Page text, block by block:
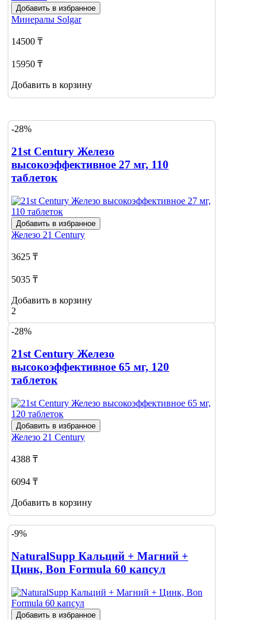
Добавить в избранное
Минералы Solgar
14500 ₸
15950 ₸
Добавить в корзину
-28%
21st Century Железо
высокоэффективное 27 мг, 110
таблеток
Добавить в избранное
Железо 21 Century
3625 ₸
5035 ₸
Добавить в корзину
2
-28%
21st Century Железо
высокоэффективное 65 мг, 120
таблеток
Добавить в избранное
Железо 21 Century
4388 ₸
6094 ₸
Добавить в корзину
-9%
NaturalSupp Кальций + Магний +
Цинк, Bon Formula 60 капсул
Добавить в избранное